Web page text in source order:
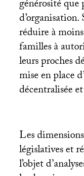
générosité que
d’organisation.
réduire à
familles à
leurs proches
mise en place
décentralisée
Les
législatives et
l’objet